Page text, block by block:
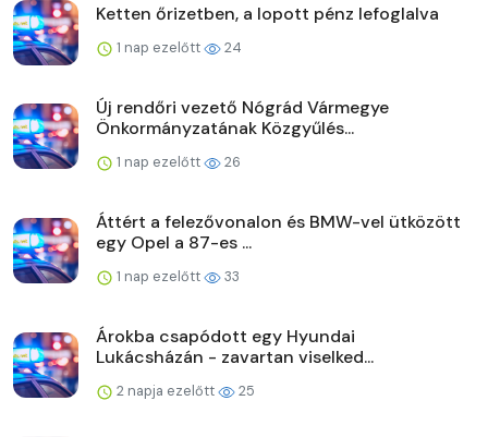
Ketten őrizetben, a lopott pénz lefoglalva
1 nap ezelőtt 24
Új rendőri vezető Nógrád Vármegye
Önkormányzatának Közgyűlés...
1 nap ezelőtt 26
Áttért a felezővonalon és BMW-vel ütközött
egy Opel a 87-es ...
1 nap ezelőtt 33
Árokba csapódott egy Hyundai
Lukácsházán - zavartan viselked...
2 napja ezelőtt 25